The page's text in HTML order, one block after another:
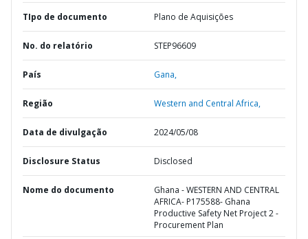
TIpo de documento Plano de Aquisições
No. do relatório STEP96609
País Gana,
Região Western and Central Africa,
Data de divulgação 2024/05/08
Disclosure Status Disclosed
Nome do documento
Ghana - WESTERN AND CENTRAL
AFRICA- P175588- Ghana
Productive Safety Net Project 2 -
Procurement Plan